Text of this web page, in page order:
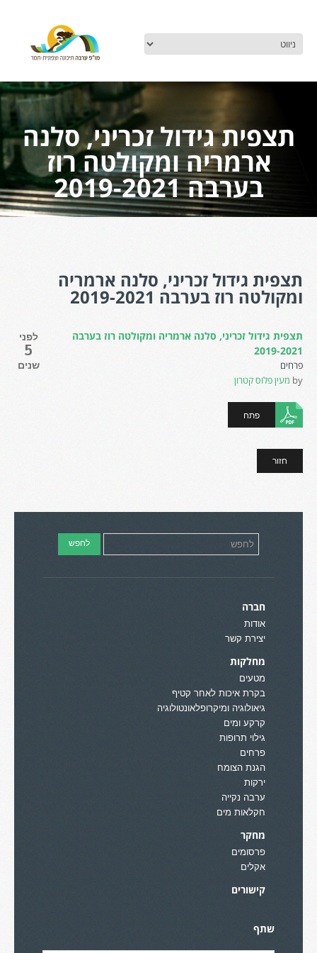
תצפית גידול זכריני, סלנה
ארמריה ומקולטה רוז
בערבה 2019-2021
תצפית גידול זכריני, סלנה ארמריה
ומקולטה רוז בערבה 2019-2021
לפני
5
שנים
תצפית גידול זכריני, סלנה ארמריה ומקולטה רוז בערבה
2019-2021
פרחים
by מעין פלוס קטרון
פתח
חזור
חברה
אודות
יצירת קשר
מחלקות
מטעים
בקרת איכות לאחר קטיף
גיאולוגיה ומיקרופלאונטולוגיה
קרקע ומים
גילוי תרופות
פרחים
הגנת הצומח
ירקות
ערבה נקייה
חקלאות מים
מחקר
פרסומים
אקלים
קישורים
שתף